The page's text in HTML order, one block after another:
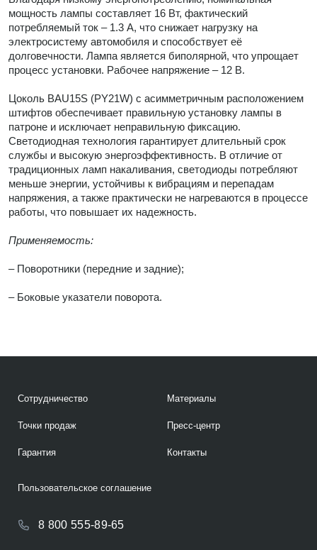
мощность лампы составляет 16 Вт, фактический
потребляемый ток – 1.3 А, что снижает нагрузку на
электросистему автомобиля и способствует её
долговечности. Лампа является биполярной, что упрощает
процесс установки. Рабочее напряжение – 12 В.
Цоколь BAU15S (PY21W) с асимметричным расположением
штифтов обеспечивает правильную установку лампы в
патроне и исключает неправильную фиксацию.
Светодиодная технология гарантирует длительный срок
службы и высокую энергоэффективность. В отличие от
традиционных ламп накаливания, светодиоды потребляют
меньше энергии, устойчивы к вибрациям и перепадам
напряжения, а также практически не нагреваются в процессе
работы, что повышает их надежность.
Применяемость:
– Поворотники (передние и задние);
– Боковые указатели поворота.
Сотрудничество
Точки продаж
Гарантия
Материалы
Пресс-центр
Контакты
8 800 555-89-65
Пользовательское соглашение